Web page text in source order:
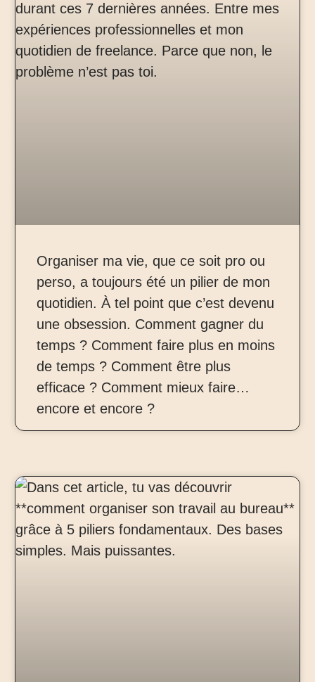
Organiser ma vie, que ce soit pro ou
perso, a toujours été un pilier de mon
quotidien. À tel point que c’est devenu
une obsession. Comment gagner du
temps ? Comment faire plus en moins
de temps ? Comment être plus
efficace ? Comment mieux faire…
encore et encore ?